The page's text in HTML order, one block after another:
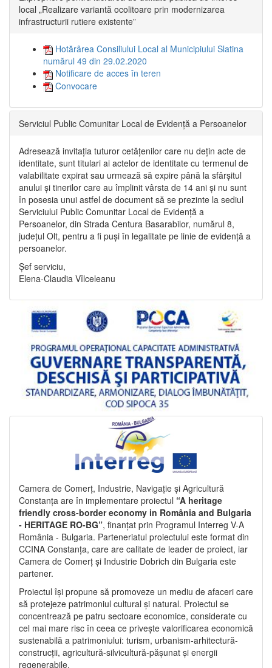
local „Realizare variantă ocolitoare prin modernizarea
infrastructurii rutiere existente”
Hotărârea Consiliului Local al Municipiului Slatina
numărul 49 din 29.02.2020
Notificare de acces în teren
Convocare
Serviciul Public Comunitar Local de Evidență a Persoanelor
Adresează invitația tuturor cetățenilor care nu dețin acte de
identitate, sunt titulari ai actelor de identitate cu termenul de
valabilitate expirat sau urmează să expire până la sfârșitul
anului și tinerilor care au împlinit vârsta de 14 ani și nu sunt
în posesia unui astfel de document să se prezinte la sediul
Serviciului Public Comunitar Local de Evidență a
Persoanelor, din Strada Centura Basarabilor, numărul 8,
județul Olt, pentru a fi puși în legalitate pe linie de evidență a
persoanelor.
Șef serviciu,
Elena-Claudia Vîlceleanu
Camera de Comerț, Industrie, Navigație și Agricultură
Constanța are în implementare proiectul “A heritage
friendly cross-border economy in România and Bulgaria
- HERITAGE RO-BG”, finanțat prin Programul Interreg V-A
România - Bulgaria. Parteneriatul proiectului este format din
CCINA Constanța, care are calitate de leader de proiect, iar
Camera de Comerț și Industrie Dobrich din Bulgaria este
partener.
Proiectul își propune să promoveze un mediu de afaceri care
să protejeze patrimoniul cultural și natural. Proiectul se
concentrează pe patru sectoare economice, considerate cu
cel mai mare risc în ceea ce privește valorificarea economică
sustenabilă a patrimoniului: turism, urbanism-arhitectură-
construcții, agricultură-silvicultură-pășunat și energii
regenerabile.